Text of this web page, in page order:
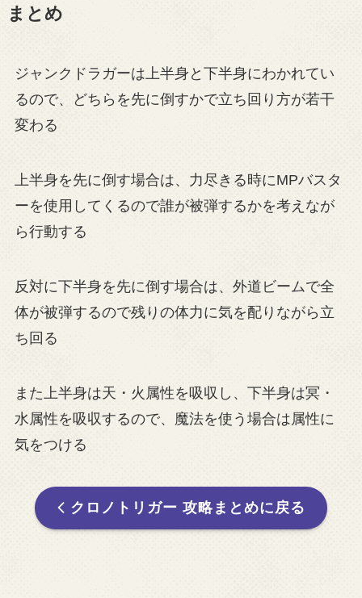
まとめ
ジャンクドラガーは上半身と下半身にわかれてい
るので、どちらを先に倒すかで立ち回り方が若干
変わる
上半身を先に倒す場合は、力尽きる時にMPバスタ
ーを使用してくるので誰が被弾するかを考えなが
ら行動する
反対に下半身を先に倒す場合は、外道ビームで全
体が被弾するので残りの体力に気を配りながら立
ち回る
また上半身は天・火属性を吸収し、下半身は冥・
水属性を吸収するので、魔法を使う場合は属性に
気をつける
クロノトリガー 攻略まとめに戻る